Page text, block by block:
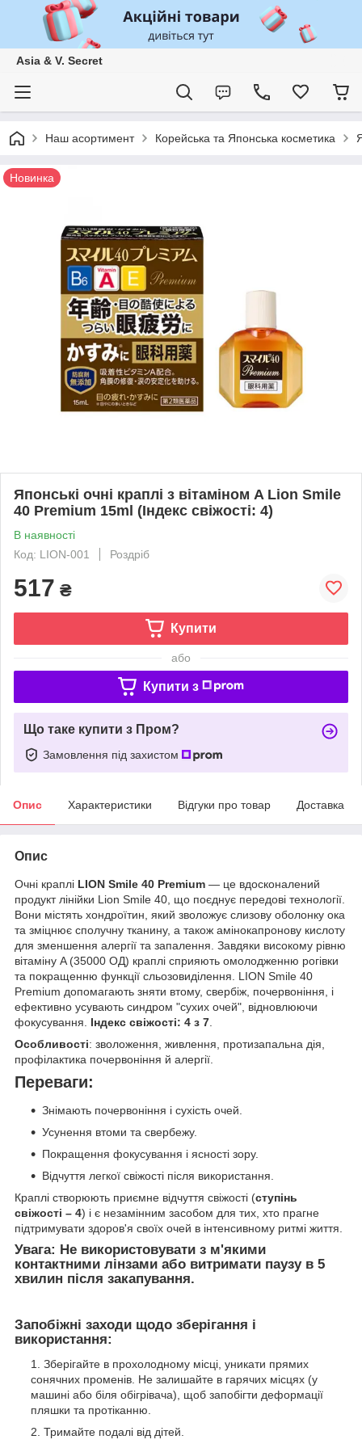
Asia & V. Secret
Наш асортимент Корейська та Японська косметика
Новинка
Японські очні краплі з вітаміном A Lion Smile
40 Premium 15ml (Індекс свіжості: 4)
В наявності
Код: LION-001
Роздріб
517 ₴
Купити
або
Купити з
Що таке купити з Пром?
Замовлення під захистом
Опис Характеристики Відгуки про товар Доставка
Опис
Очні краплі LION Smile 40 Premium — це вдосконалений
продукт лінійки Lion Smile 40, що поєднує передові технології.
Вони містять хондроїтин, який зволожує слизову оболонку ока
та зміцнює сполучну тканину, а також амінокапронову кислоту
для зменшення алергії та запалення. Завдяки високому рівню
вітаміну A (35000 ОД) краплі сприяють омолодженню рогівки
та покращенню функції сльозовиділення. LION Smile 40
Premium допомагають зняти втому, свербіж, почервоніння, і
ефективно усувають синдром "сухих очей", відновлюючи
фокусування. Індекс свіжості: 4 з 7
Особливості: зволоження, живлення, протизапальна дія,
профілактика почервоніння й алергії.
Переваги:
Знімають почервоніння і сухість очей.
Усунення втоми та свербежу.
Покращення фокусування і ясності зору.
Відчуття легкої свіжості після використання.
Краплі створюють приємне відчуття свіжості (ступінь
свіжості – 4) і є незамінним засобом для тих, хто прагне
підтримувати здоров'я своїх очей в інтенсивному ритмі життя.
Увага: Не використовувати з м'якими
контактними лінзами або витримати паузу в 5
хвилин після закапування.
Запобіжні заходи щодо зберігання і
використання:
Зберігайте в прохолодному місці, уникати прямих
сонячних променів. Не залишайте в гарячих місцях (у
машині або біля обігрівача), щоб запобігти деформації
пляшки та протіканню.
Тримайте подалі від дітей.